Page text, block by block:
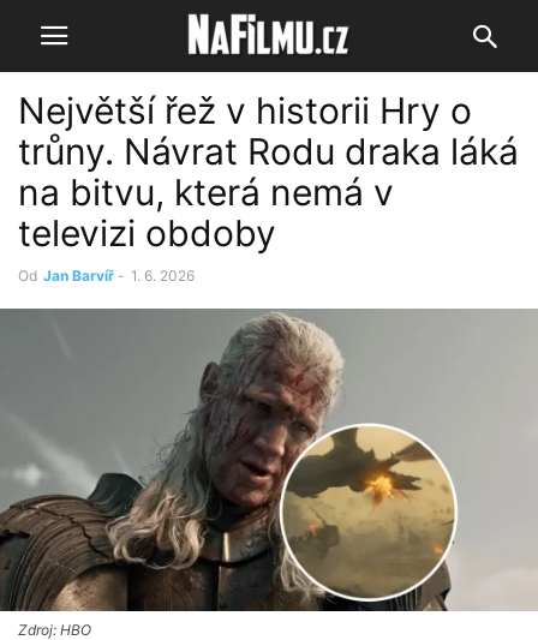
Největší řež v historii Hry o
trůny. Návrat Rodu draka láká
na bitvu, která nemá v
televizi obdoby
Od Jan Barvíř - 1. 6. 2026
Zdroj: HBO